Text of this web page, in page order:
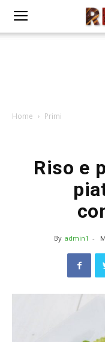
Home Primi
Riso e
By admin1 -